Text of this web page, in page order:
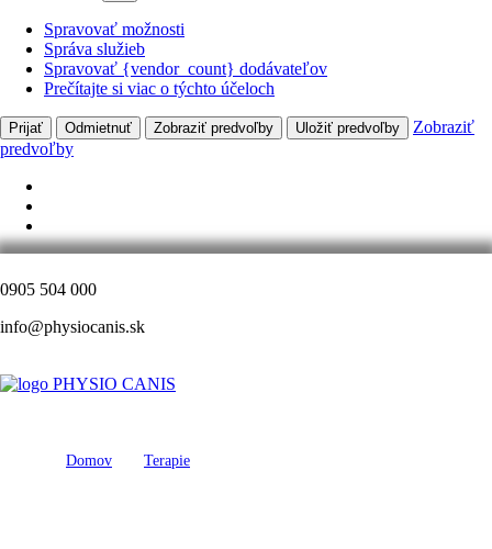
Spravovať možnosti
Správa služieb
Spravovať {vendor_count} dodávateľov
Prečítajte si viac o týchto účeloch
Prijať Odmietnuť Zobraziť predvoľby Uložiť predvoľby
Zobraziť
predvoľby
0905 504 000
info@physiocanis.sk
Domov Terapie